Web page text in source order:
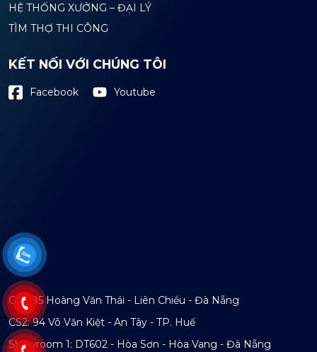
HỆ THỐNG XƯỞNG – ĐẠI LÝ
TÌM THỢ THI CÔNG
KẾT NỐI VỚI CHÚNG TÔI
Facebook Youtube
CS1: 85 Hoàng Văn Thái - Liên Chiểu - Đà Nẵng
CS2: 94 Võ Văn Kiệt - An Tây - TP. Huế
Showroom 1: DT602 - Hòa Sơn - Hòa Vang - Đà Nẵng